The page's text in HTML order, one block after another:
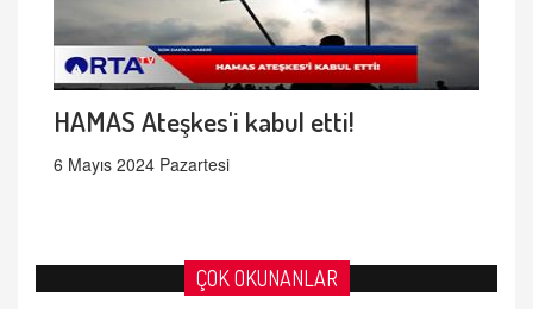
HAMAS Ateşkes'i kabul etti!
6 Mayıs 2024 Pazartesi
ÇOK OKUNANLAR